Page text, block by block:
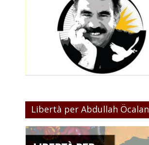
Libertà per Abdullah Öcalan